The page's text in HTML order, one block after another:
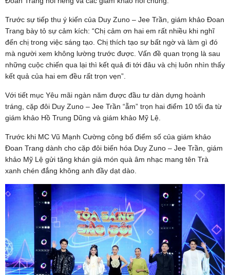
Trước sự tiếp thu ý kiến của Duy Zuno – Jee Trần, giám khảo Đoan
Trang bày tỏ sự cảm kích: “Chị cảm ơn hai em rất nhiều khi nghĩ
đến chị trong việc sáng tạo. Chị thích tạo sự bất ngờ và làm gì đó
mà người xem không lường trước được. Vấn đề quan trọng là sau
những cuộc chiến qua lại thì kết quả đi tới đâu và chị luôn nhìn thấy
kết quả của hai em đều rất trọn vẹn”.
Với tiết mục Yêu mãi ngàn năm được đầu tư dàn dựng hoành
tráng, cặp đôi Duy Zuno – Jee Trần “ẵm” trọn hai điểm 10 tối đa từ
giám khảo Hồ Trung Dũng và giám khảo Mỹ Lệ.
Trước khi MC Vũ Mạnh Cường công bố điểm số của giám khảo
Đoan Trang dành cho cặp đôi biến hóa Duy Zuno – Jee Trần, giám
khảo Mỹ Lệ gửi tặng khán giả món quà âm nhạc mang tên Trà
xanh chén đắng không anh đầy dạt dào.